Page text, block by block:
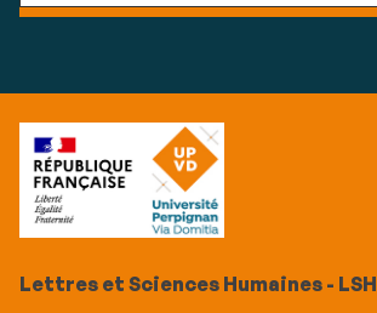
Lettres et Sciences Humaines - LSH